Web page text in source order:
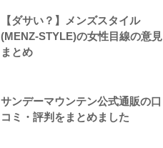
【ダサい？】メンズスタイル
(MENZ-STYLE)の女性目線の意見
まとめ
サンデーマウンテン公式通販の口
コミ・評判をまとめました